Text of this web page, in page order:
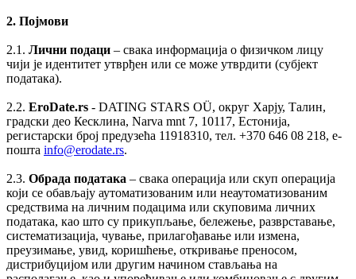
2. Појмови
2.1. Лични подаци – свака информација о физичком лицу
чији је идентитет утврђен или се може утврдити (субјект
података).
2.2. EroDate.rs - DATING STARS OÜ, округ Харју, Талин,
градски део Кесклина, Narva mnt 7, 10117, Естонија,
регистарски број предузећа 11918310, тел. +370 646 08 218, е-
пошта info@erodate.rs.
2.3. Обрада података – свака операција или скуп операција
који се обављају аутоматизованим или неаутоматизованим
средствима на личним подацима или скуповима личних
података, као што су прикупљање, бележење, разврставање,
систематизација, чување, прилагођавање или измена,
преузимање, увид, коришћење, откривање преносом,
дистрибуцијом или другим начином стављања на